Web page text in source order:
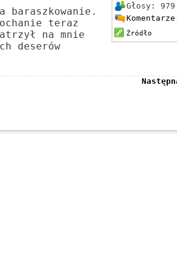
Głosy: 979
Źródło
baraszkowanie.
teraz
na mnie
deserów